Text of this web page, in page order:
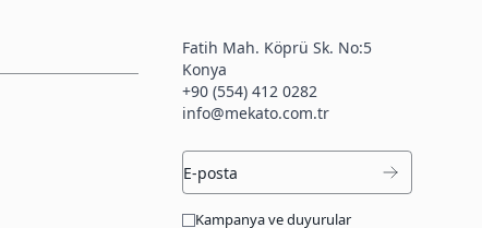
Fatih Mah. Köprü Sk. No:5
Konya
+90 (554) 412 0282
info@mekato.com.tr
Kampanya ve duyurular